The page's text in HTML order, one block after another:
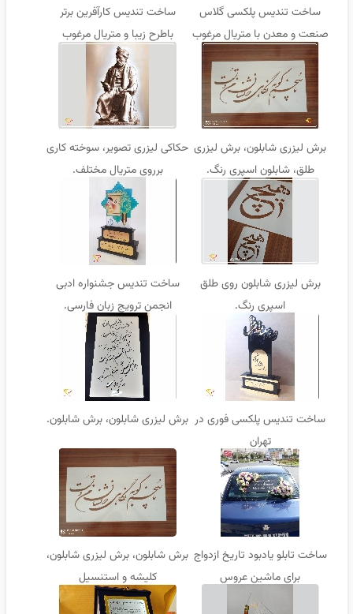
ساخت تندیس پلکسی گلاس
صنعت و معدن با متریال مرغوب
در تهران
ساخت تندیس کارآفرین برتر
باطرح زیبا و متریال مرغوب
برش لیزری شابلون، برش لیزری
طلق، شابلون اسپری رنگ.
حکاکی لیزری تصویر، سوخته کاری
برروی متریال مختلف.
برش لیزری شابلون روی طلق
اسپری رنگ.
ساخت تندیس جشنواره ادبی
انجمن ترویج زبان فارسی.
ساخت تندیس پلکسی فوری در
تهران
برش لیزری شابلون، برش شابلون.
ساخت تابلو یادبود تاریخ ازدواج
برای ماشین عروس
برش شابلون، برش لیزری شابلون،
کلیشه و استنسیل